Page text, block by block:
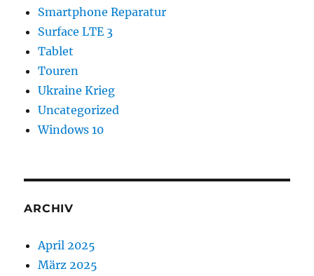
Smartphone Reparatur
Surface LTE 3
Tablet
Touren
Ukraine Krieg
Uncategorized
Windows 10
ARCHIV
April 2025
März 2025